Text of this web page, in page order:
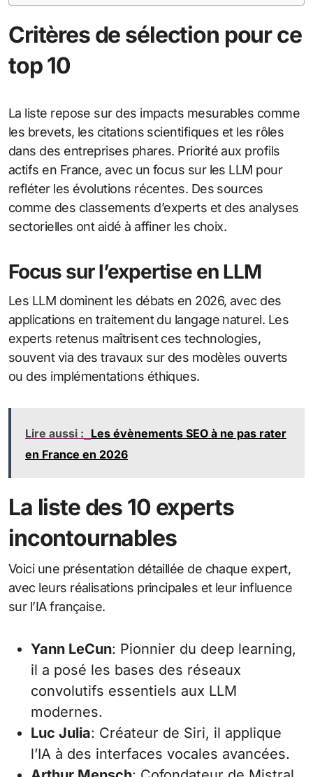
Critères de sélection pour ce
top 10
La liste repose sur des impacts mesurables comme
les brevets, les citations scientifiques et les rôles
dans des entreprises phares. Priorité aux profils
actifs en France, avec un focus sur les LLM pour
refléter les évolutions récentes. Des sources
comme des classements d’experts et des analyses
sectorielles ont aidé à affiner les choix.
Focus sur l’expertise en LLM
Les LLM dominent les débats en 2026, avec des
applications en traitement du langage naturel. Les
experts retenus maîtrisent ces technologies,
souvent via des travaux sur des modèles ouverts
ou des implémentations éthiques.
Lire aussi : Les évènements SEO à ne pas rater
en France en 2026
La liste des 10 experts
incontournables
Voici une présentation détaillée de chaque expert,
avec leurs réalisations principales et leur influence
sur l’IA française.
Yann LeCun: Pionnier du deep learning,
il a posé les bases des réseaux
convolutifs essentiels aux LLM
modernes.
Luc Julia: Créateur de Siri, il applique
l’IA à des interfaces vocales avancées.